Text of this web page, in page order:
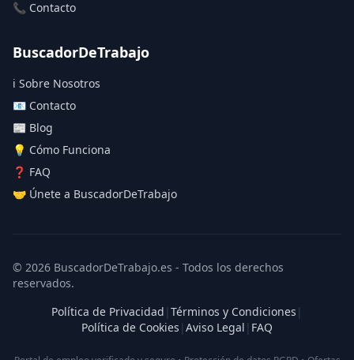
📞 Contacto
BuscadorDeTrabajo
ℹ️ Sobre Nosotros
📧 Contacto
📰 Blog
💡 Cómo Funciona
❓ FAQ
🤝 Únete a BuscadorDeTrabajo
© 2026 BuscadorDeTrabajo.es - Todos los derechos
reservados.
Política de Privacidad | Términos y Condiciones |
Política de Cookies | Aviso Legal | FAQ